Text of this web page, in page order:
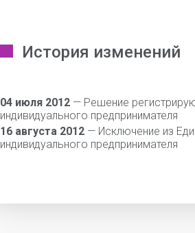
История изменений
04 июля 2012— Решение
индивидуального предпринимателя
16 августа 2012— Исключение из
индивидуального предпринимателя